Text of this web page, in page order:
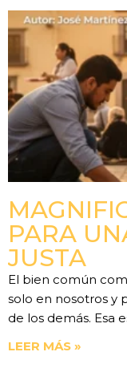
PARA
JUSTA
El bien común
solo en nosotros y
de los demás. Esa
LEER MÁS »